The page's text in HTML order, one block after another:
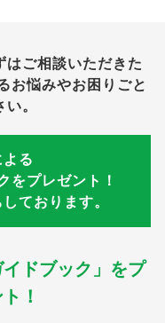
はご相談いただきた
お悩みやお困りごと
。
る
をプレゼント！
ております。
イドブック」をプ
！